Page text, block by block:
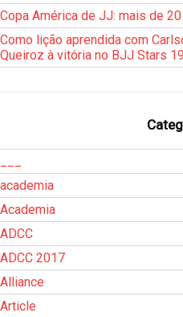
Copa América de JJ: mais de
Como lição aprendida com
Queiroz à vitória no BJJ Stars 19
academia
Academia
ADCC
ADCC 2017
Alliance
Article